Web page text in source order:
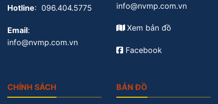
Hotline: 096.404.5775
Email:
info@nvmp.com.vn
info@nvmp.com.vn
Xem bản đồ
Facebook
CHÍNH SÁCH BẢN ĐỒ